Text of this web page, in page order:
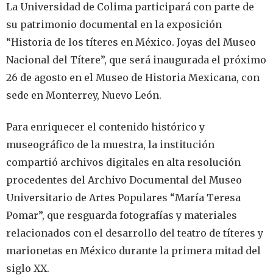
La Universidad de Colima participará con parte de
su patrimonio documental en la exposición
“Historia de los títeres en México. Joyas del Museo
Nacional del Títere”, que será inaugurada el próximo
26 de agosto en el Museo de Historia Mexicana, con
sede en Monterrey, Nuevo León.
Para enriquecer el contenido histórico y
museográfico de la muestra, la institución
compartió archivos digitales en alta resolución
procedentes del Archivo Documental del Museo
Universitario de Artes Populares “María Teresa
Pomar”, que resguarda fotografías y materiales
relacionados con el desarrollo del teatro de títeres y
marionetas en México durante la primera mitad del
siglo XX.